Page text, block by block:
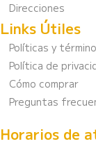
Direcciones
Links Útiles
Políticas y
Política de
Cómo comprar
Preguntas
Horarios de